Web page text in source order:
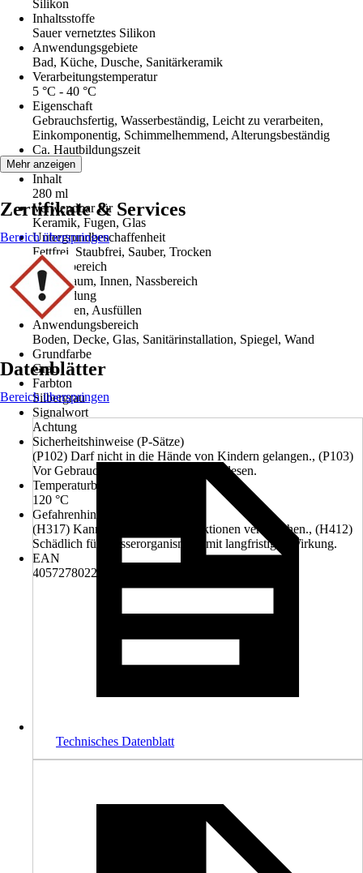
Silikon
Inhaltsstoffe
Sauer vernetztes Silikon
Anwendungsgebiete
Bad, Küche, Dusche, Sanitärkeramik
Verarbeitungstemperatur
5 °C - 40 °C
Eigenschaft
Gebrauchsfertig, Wasserbeständig, Leicht zu verarbeiten,
Einkomponentig, Schimmelhemmend, Alterungsbeständig
Ca. Hautbildungszeit
15 min
Inhalt
280 ml
Verwendbar für
Keramik, Fugen, Glas
Untergrundbeschaffenheit
Fettfrei, Staubfrei, Sauber, Trocken
Einsatzbereich
Feuchtraum, Innen, Nassbereich
Anwendung
Abdichten, Ausfüllen
Anwendungsbereich
Boden, Decke, Glas, Sanitärinstallation, Spiegel, Wand
Grundfarbe
Grau
Farbton
Silbergrau
Signalwort
Achtung
Sicherheitshinweise (P-Sätze)
(P102) Darf nicht in die Hände von Kindern gelangen., (P103)
Vor Gebrauch Kennzeichnungsetikett lesen.
Temperaturbeständigkeit (bis zu)
120 °C
Gefahrenhinweise (H-Sätze)
(H317) Kann allergische Hautreaktionen verursachen., (H412)
Schädlich für Wasserorganismen, mit langfristiger Wirkung.
EAN
4057278022063
Mehr anzeigen
Zertifikate & Services
Bereich überspringen
Datenblätter
Bereich überspringen
Technisches Datenblatt